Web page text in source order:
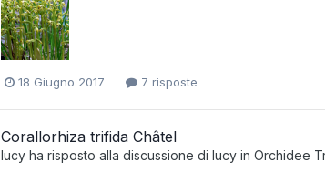
18 Giugno 2017 7 risposte
Corallorhiza trifida Châtel
lucy ha risposto alla discussione di lucy in Orchidee